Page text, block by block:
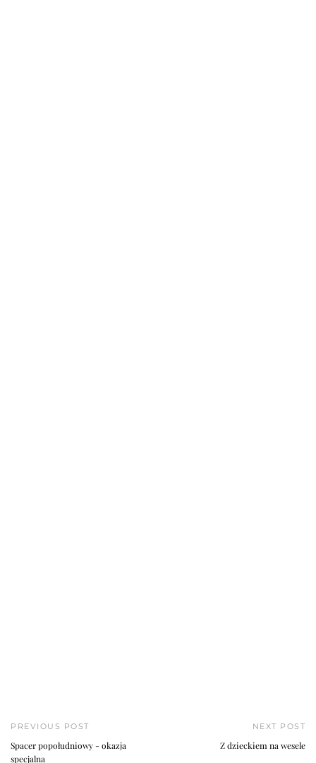
PREVIOUS POST
Spacer popołudniowy - okazja
specjalna
NEXT POST
Z dzieckiem na wesele